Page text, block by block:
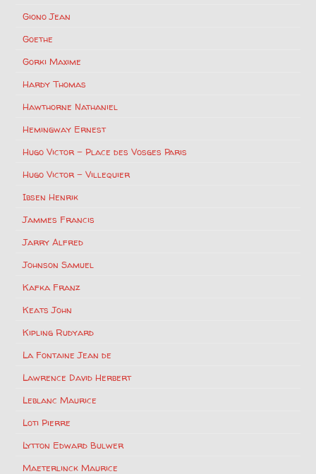
Giono Jean
Goethe
Gorki Maxime
Hardy Thomas
Hawthorne Nathaniel
Hemingway Ernest
Hugo Victor – Place des Vosges Paris
Hugo Victor – Villequier
Ibsen Henrik
Jammes Francis
Jarry Alfred
Johnson Samuel
Kafka Franz
Keats John
Kipling Rudyard
La Fontaine Jean de
Lawrence David Herbert
Leblanc Maurice
Loti Pierre
Lytton Edward Bulwer
Maeterlinck Maurice